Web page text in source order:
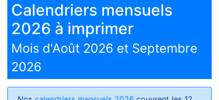
Calendriers mensuels
2026 à imprimer
Mois d'Août 2026 et Septembre
2026